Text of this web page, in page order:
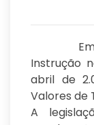
Em
Instrução
abril de
Valores de
A